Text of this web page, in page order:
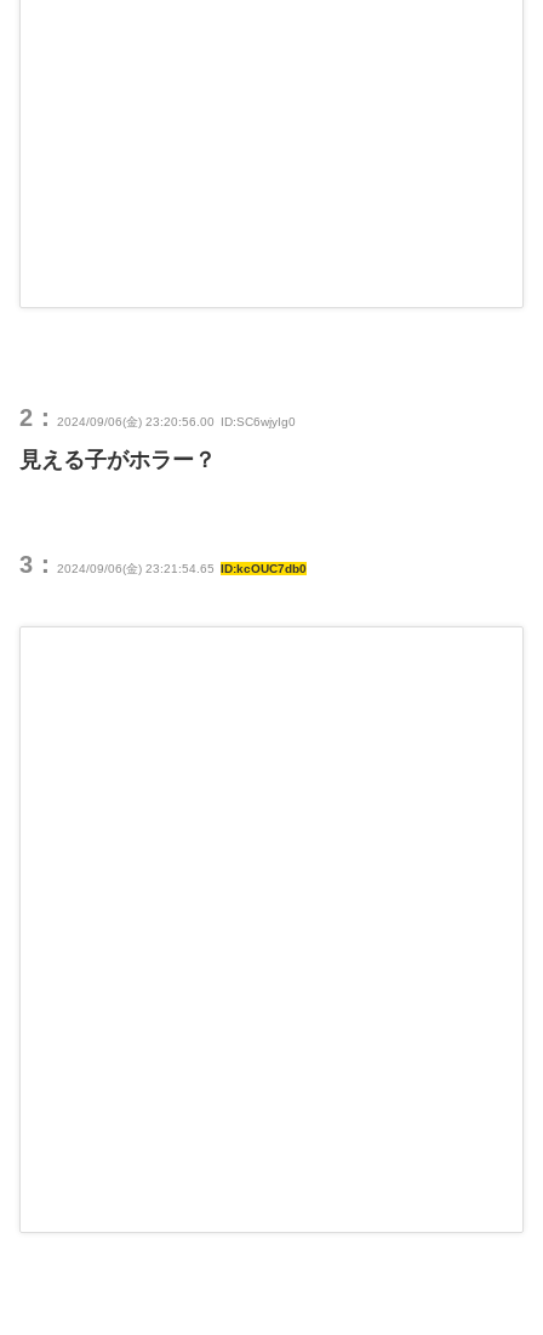
2： 2024/09/06(金) 23:20:56.00 ID:SC6wjyIg0
見える子がホラー？
3： 2024/09/06(金) 23:21:54.65 ID:kcOUC7db0